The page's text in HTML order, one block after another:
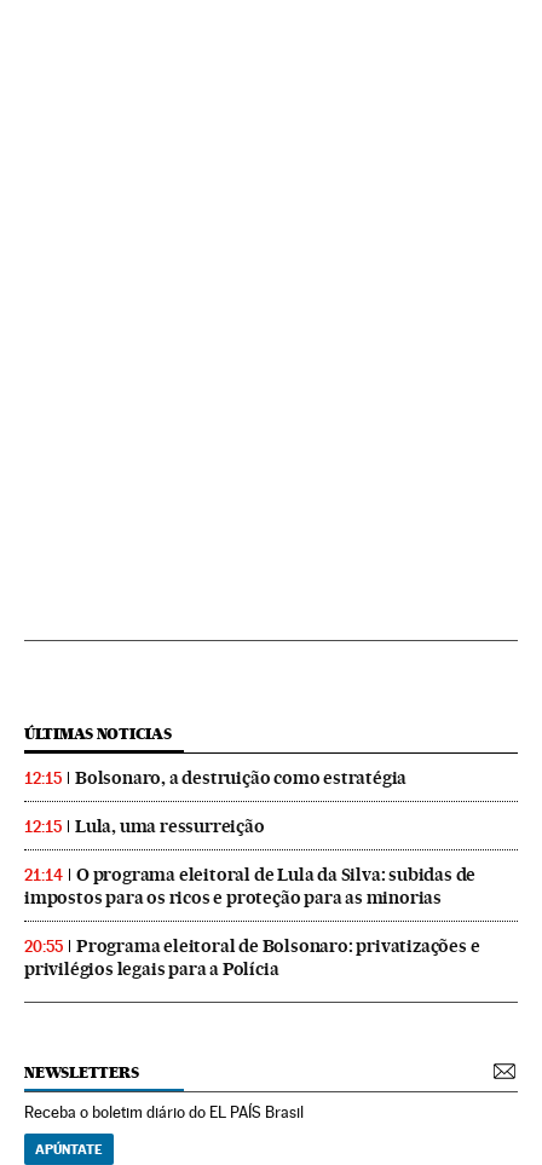
ÚLTIMAS NOTICIAS
12:15 Bolsonaro, a destruição como estratégia
12:15 Lula, uma ressurreição
21:14
O programa eleitoral de Lula da Silva: subidas de
impostos para os ricos e proteção para as minorias
20:55
Programa eleitoral de Bolsonaro: privatizações e
privilégios legais para a Polícia
NEWSLETTERS
Receba o boletim diário do EL PAÍS Brasil
APÚNTATE